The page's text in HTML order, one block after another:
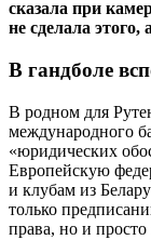
сказала при
не сделала
В гандболе
В родном для
международного
«юридических
Европейскую
и клубам из
только
права, но и